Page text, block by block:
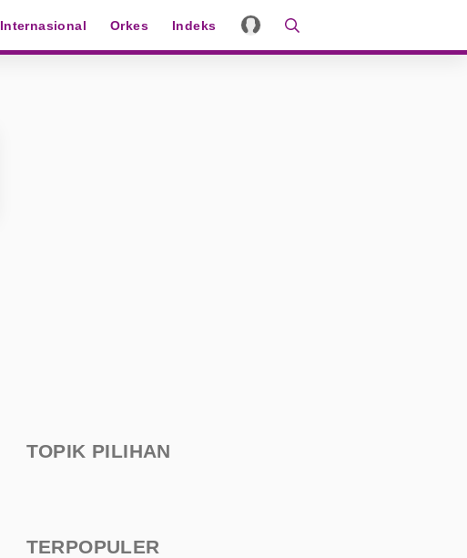
Internasional Orkes Indeks
TOPIK PILIHAN
TERPOPULER